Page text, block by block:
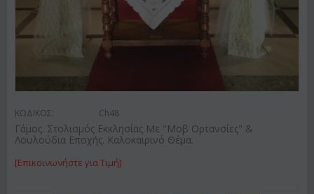
ΚΩΔΙΚΟΣ: Ch48
Γάμος. Στολισμός Εκκλησίας Με "Μοβ Ορτανσίες" &
Λουλούδια Εποχής. Καλοκαιρινό Θέμα.
[Επικοινωνήστε για Τιμή]